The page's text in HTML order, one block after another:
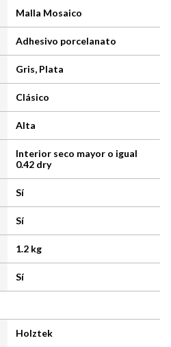
Malla Mosaico
Adhesivo porcelanato
Gris, Plata
Clásico
Alta
Interior seco mayor o igual
0.42 dry
Sí
Sí
1.2 kg
Sí
Holztek